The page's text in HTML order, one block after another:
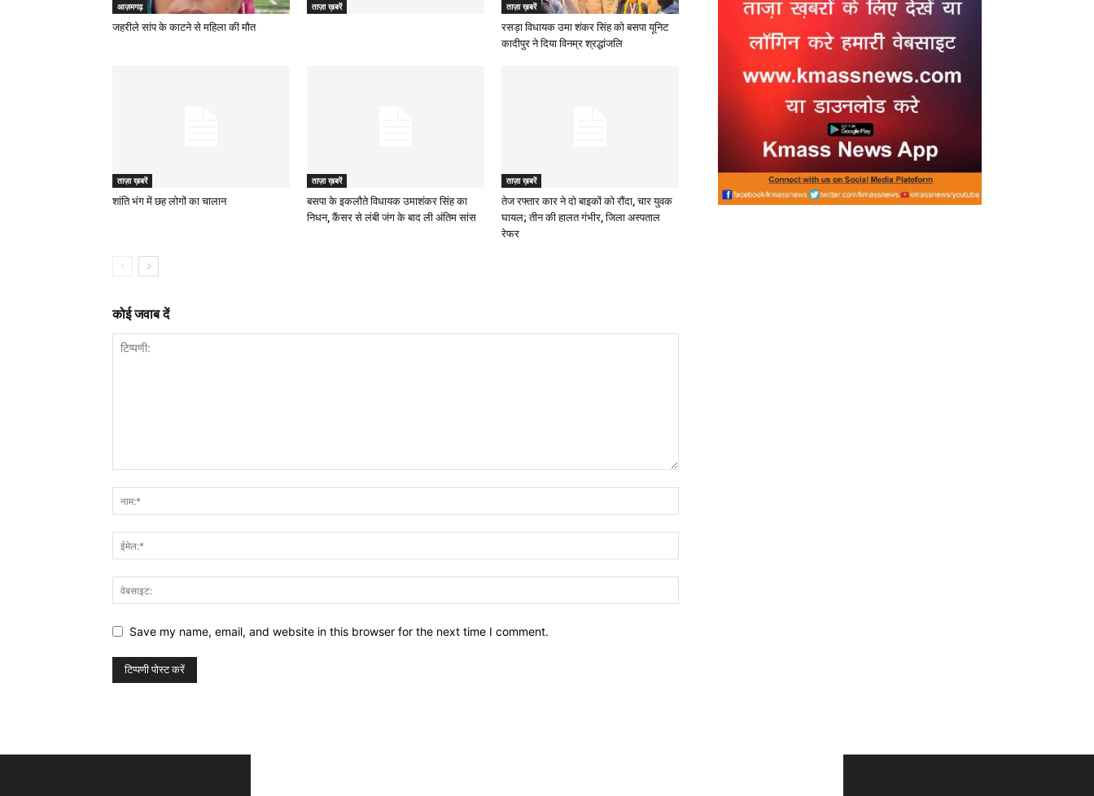
आज़मगढ़
जहरीले सांप के काटने से महिला की मौत
ताज़ा ख़बरें ताज़ा ख़बरें
रसड़ा विधायक उमा शंकर सिंह को बसपा यूनिट
कादीपुर ने दिया विनम्र श्रद्धांजलि
ताज़ा ख़बरें
शांति भंग में छह लोगों का चालान
ताज़ा ख़बरें
बसपा के इकलौते विधायक उमाशंकर सिंह का
निधन, कैंसर से लंबी जंग के बाद ली अंतिम सांस
ताज़ा ख़बरें
तेज रफ्तार कार ने दो बाइकों को रौंदा, चार युवक
घायल; तीन की हालत गंभीर, जिला अस्पताल
रेफर
कोई जवाब दें
Save my name, email, and website in this browser for the next time I comment.